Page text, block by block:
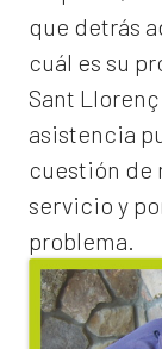
que detrás
cuál es su
Sant
asistencia
cuestión de
servicio y
problema.